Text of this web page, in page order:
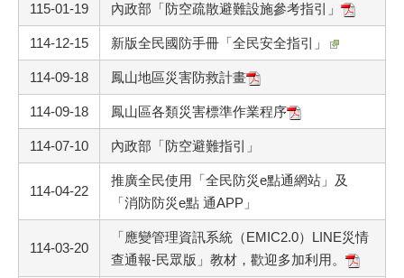
115-01-19 內政部「防空疏散避難設施參考指引」
114-12-15 新版全民國防手冊「全民安全指引」
114-09-18 鳳山地區災害防救計畫
114-09-18 鳳山區各類災害標準作業程序
114-07-10 內政部「防空避難指引」
114-04-22
推廣全民使用「全民防災e點通網站」及
「消防防災e點 通APP」
114-03-20
「應變管理資訊系統（EMIC2.0）LINE災情
查通報-民眾版」教材，歡迎多加利用。